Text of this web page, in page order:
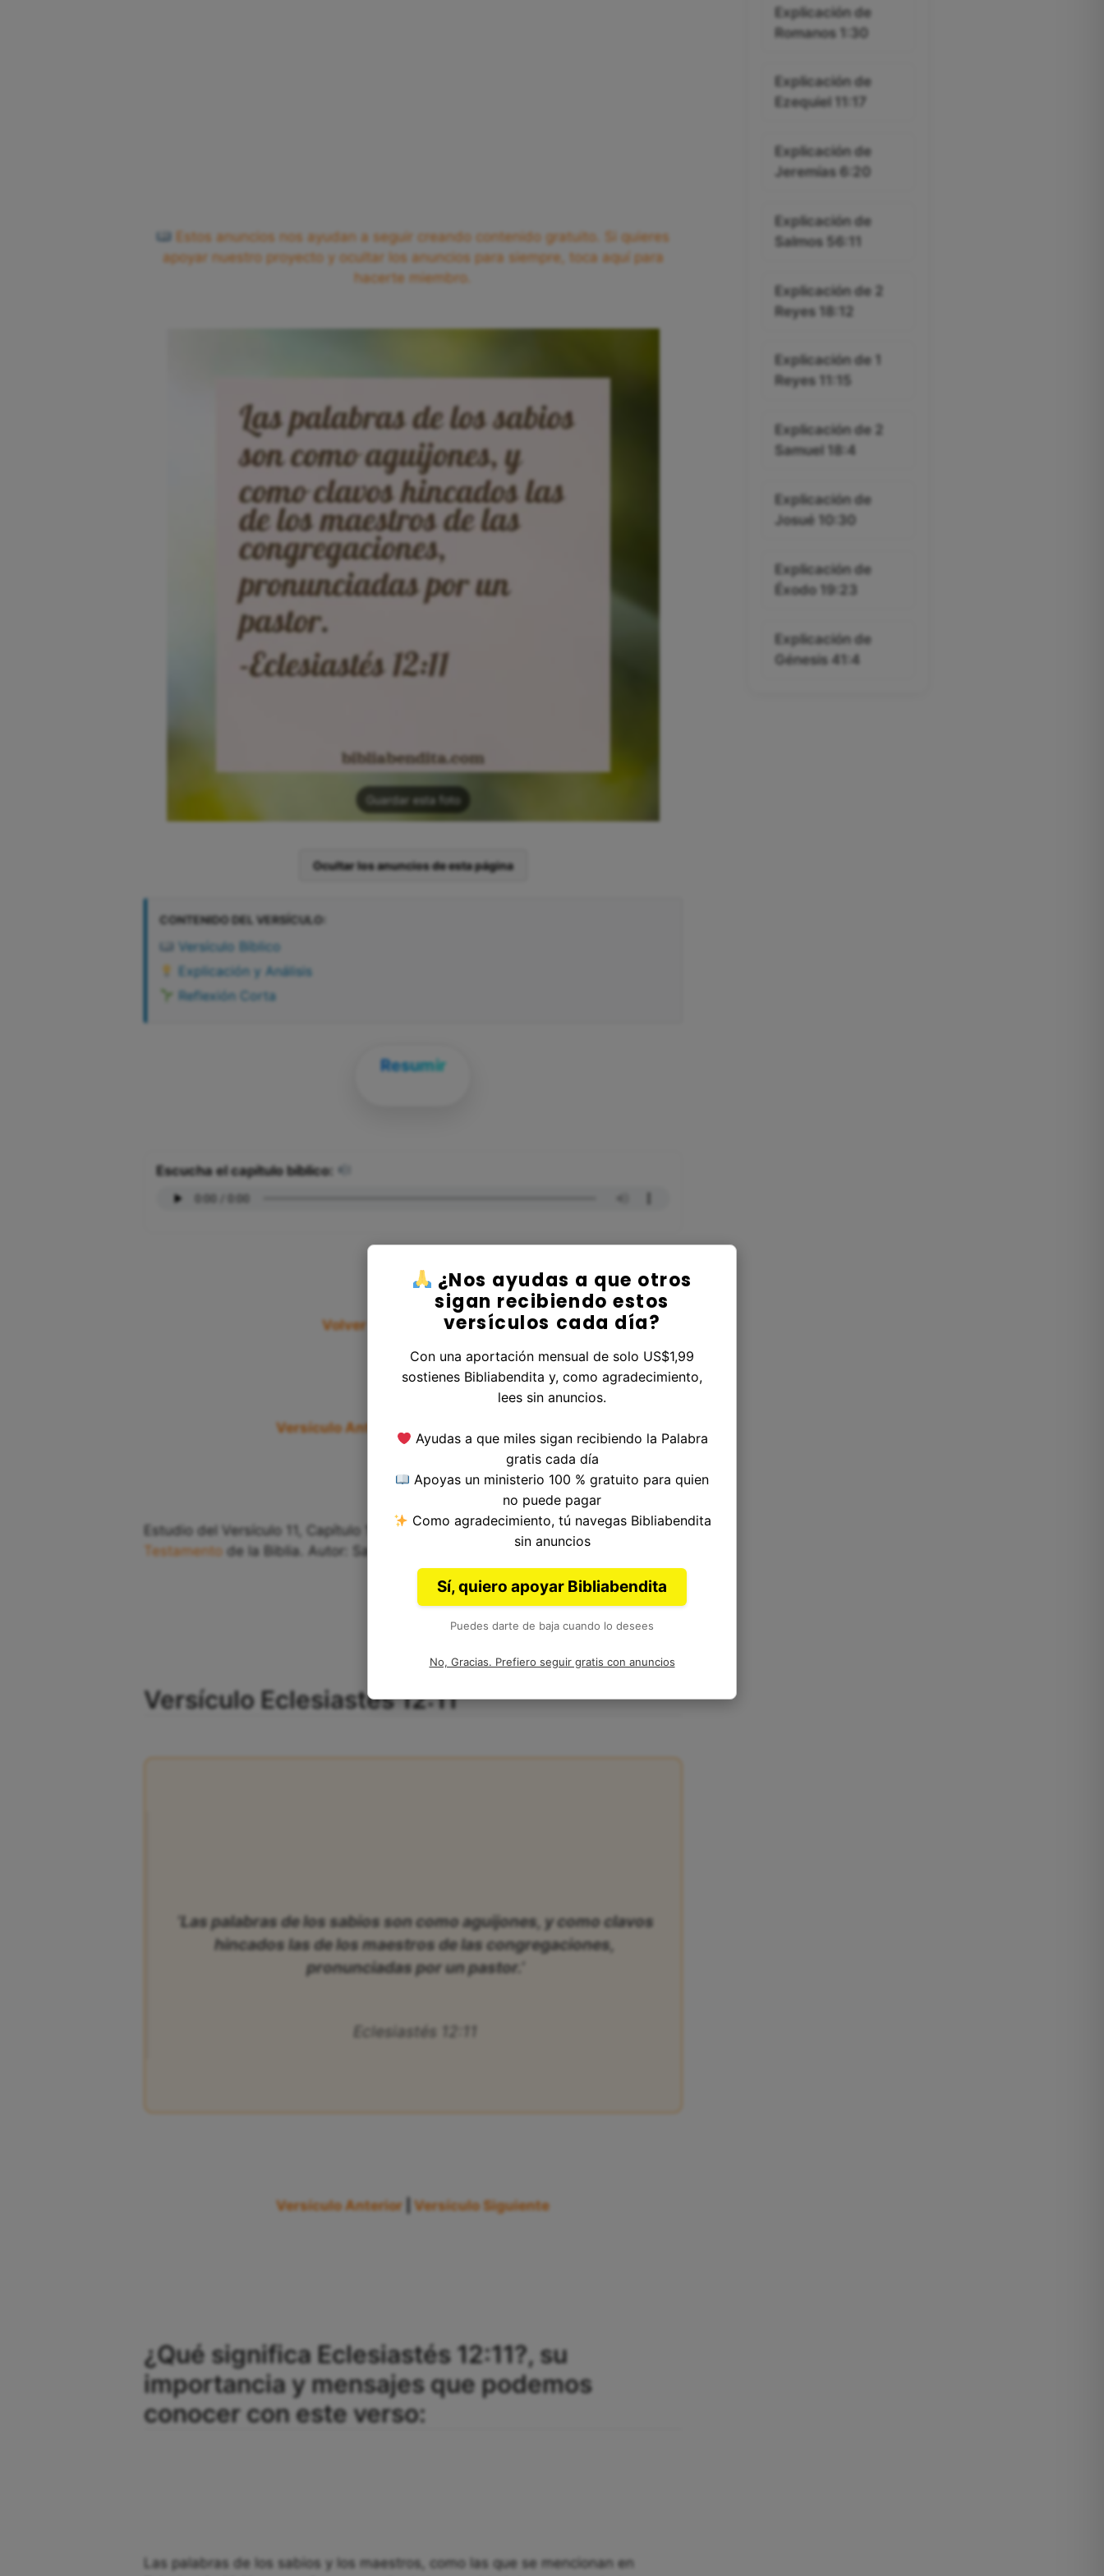
Estos anuncios nos ayudan a seguir creando contenido gratuito. Si quieres
apoyar nuestro proyecto y ocultar los anuncios para siempre, toca aquí para
hacerte miembro.
Guardar esta foto
Ocultar los anuncios de esta página
CONTENIDO DEL VERSÍCULO:
Versículo Bíblico
Explicación y Análisis
Reflexión Corta
Resumir
Escucha el capítulo bíblico:
Volver al Libro Eclesiastés
Versículo Anterior
Estudio del Versículo 11, Capítulo 12, Libro de Eclesiastés delAntiguo
Testamentode la Biblia. Autor: Salomón.
Versículo Eclesiastés 12:11
‘Las palabras de los sabios son como aguijones, y como clavos
hincados las de los maestros de las congregaciones,
pronunciadas por un pastor.’
Eclesiastés 12:11
Versículo Anterior |Versículo Siguiente
¿Qué significa Eclesiastés 12:11?, su
importancia y mensajes que podemos
conocer con este verso:
Las palabras de los sabios y los maestros, como las que se mencionan en
Explicación de
Romanos 1:30
Explicación de
Ezequiel 11:17
Explicación de
Jeremías 6:20
Explicación de
Salmos 56:11
Explicación de 2
Reyes 18:12
Explicación de 1
Reyes 11:15
Explicación de 2
Samuel 18:4
Explicación de
Josué 10:30
Explicación de
Éxodo 19:23
Explicación de
Génesis 41:4
¿Nos ayudas a que otros
sigan recibiendo estos
versículos cada día?
Con una aportación mensual de solo US$1,99
sostienes Bibliabendita y, como agradecimiento,
lees sin anuncios.
Ayudas a que miles sigan recibiendo la Palabra
gratis cada día
Apoyas un ministerio 100 % gratuito para quien
no puede pagar
Como agradecimiento, tú navegas Bibliabendita
sin anuncios
Sí, quiero apoyar Bibliabendita
Puedes darte de baja cuando lo desees
No, Gracias. Prefiero seguir gratis con anuncios